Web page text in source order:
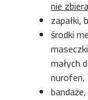
nie
zapałki,
środki
małych
nurofen,